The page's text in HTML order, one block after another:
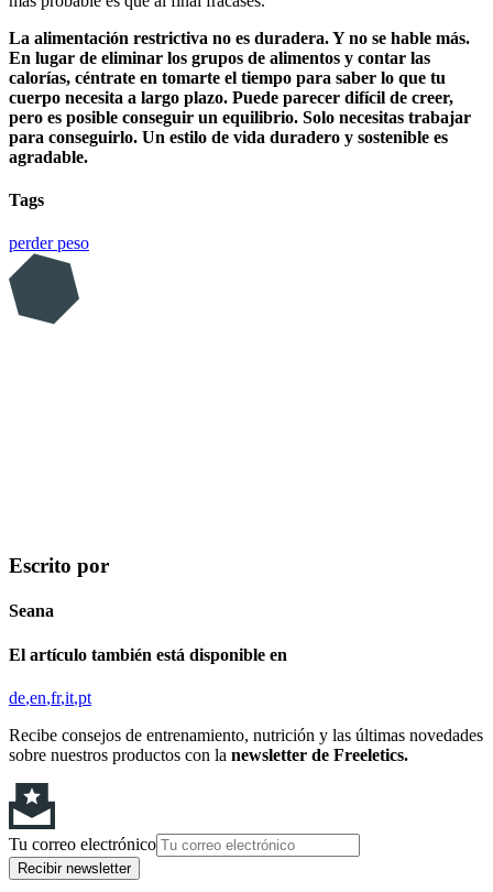
La alimentación restrictiva no es duradera. Y no se hable más.
En lugar de eliminar los grupos de alimentos y contar las
calorías, céntrate en tomarte el tiempo para saber lo que tu
cuerpo necesita a largo plazo. Puede parecer difícil de creer,
pero es posible conseguir un equilibrio. Solo necesitas trabajar
para conseguirlo. Un estilo de vida duradero y sostenible es
agradable.
Tags
perder peso
Escrito por
Seana
El artículo también está disponible en
de en fr it pt
Recibe consejos de entrenamiento, nutrición y las últimas novedades
sobre nuestros productos con la newsletter de Freeletics.
Tu correo electrónico
Recibir newsletter